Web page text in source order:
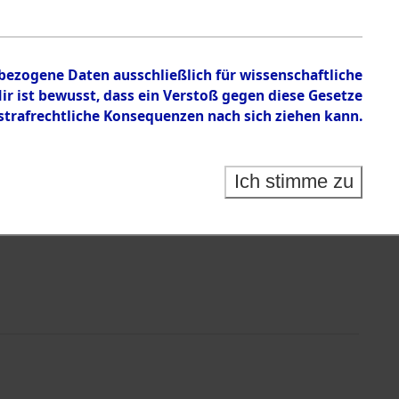
Daten ausschließlich für wissenschaftliche
bewusst, dass ein Verstoß gegen diese Gesetze
Konsequenzen nach sich ziehen kann.
Ich stimme zu